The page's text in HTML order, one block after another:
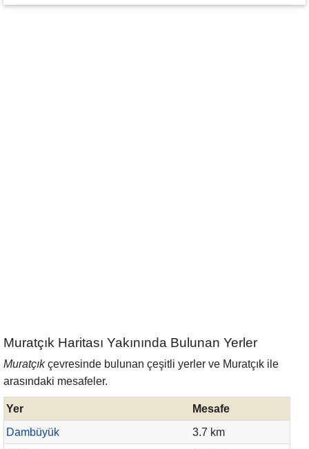
Muratçık Haritası Yakınında Bulunan Yerler
Muratçıkçevresinde bulunan çeşitli yerler ve Muratçık ile
arasındaki mesafeler.
Yer
Mesafe
Dambüyük
3.7 km